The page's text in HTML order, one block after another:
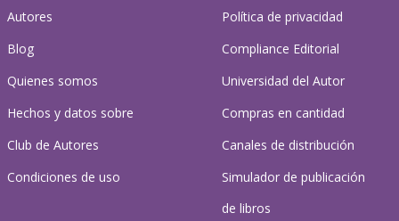
Autores
Blog
Quienes somos
Hechos y datos sobre
Club de Autores
Condiciones de uso
Política de privacidad
Compliance Editorial
Universidad del Autor
Compras en cantidad
Canales de distribución
Simulador de publicación
de libros